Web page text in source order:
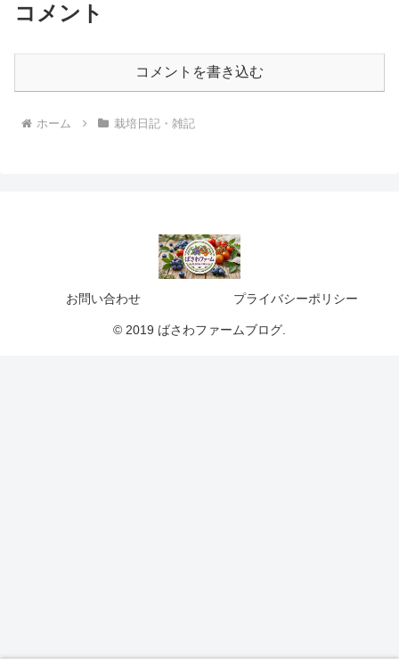
コメント
コメントを書き込む
ホーム 栽培日記・雑記
お問い合わせ プライバシーポリシー
© 2019 ばさわファームブログ.